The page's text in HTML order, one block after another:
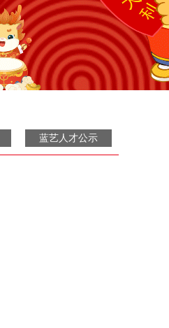
蓝艺人才公示